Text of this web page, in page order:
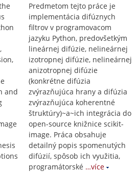
and
Predmetom tejto práce je
implementácia difúznych
filtrov v programovacom
jazyku Python, predovšetkým
lineárnej difúzie, nelineárnej
izotropnej difúzie, nelineárnej
anizotropnej difúzie
(konkrétne difúzia
zvýrazňujúca hrany a difúzia
zvýrazňujúca koherentné
štruktúry)~a~ich integrácia do
open-source knižnice scikit-
image. Práca obsahuje
detailný popis spomenutých
difúzií, spôsob ich využitia,
programátorské …více